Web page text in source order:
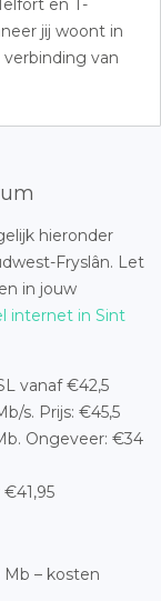
en T-
jij woont in
van
hieronder
Fryslân. Let
in jouw
internet in Sint
vanaf €42,5
s. Prijs: €45,5
Ongeveer: €34
Mb – kosten